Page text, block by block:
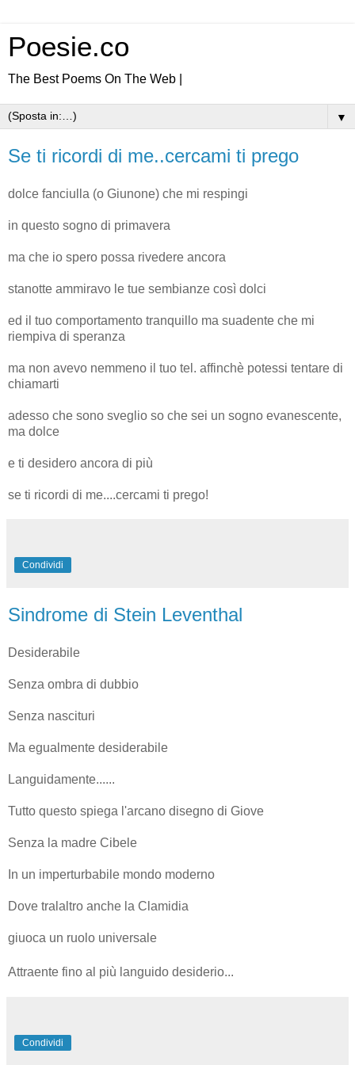
Poesie.co
The Best Poems On The Web |
▼
Se ti ricordi di me..cercami ti prego
dolce fanciulla (o Giunone) che mi respingi
in questo sogno di primavera
ma che io spero possa rivedere ancora
stanotte ammiravo le tue sembianze così dolci
ed il tuo comportamento tranquillo ma suadente che mi
riempiva di speranza
ma non avevo nemmeno il tuo tel. affinchè potessi tentare di
chiamarti
adesso che sono sveglio so che sei un sogno evanescente,
ma dolce
e ti desidero ancora di più
se ti ricordi di me....cercami ti prego!
Condividi
Sindrome di Stein Leventhal
Desiderabile
Senza ombra di dubbio
Senza nascituri
Ma egualmente desiderabile
Languidamente......
Tutto questo spiega l'arcano disegno di Giove
Senza la madre Cibele
In un imperturbabile mondo moderno
Dove tralaltro anche la Clamidia
giuoca un ruolo universale
Attraente fino al più languido desiderio...
Condividi